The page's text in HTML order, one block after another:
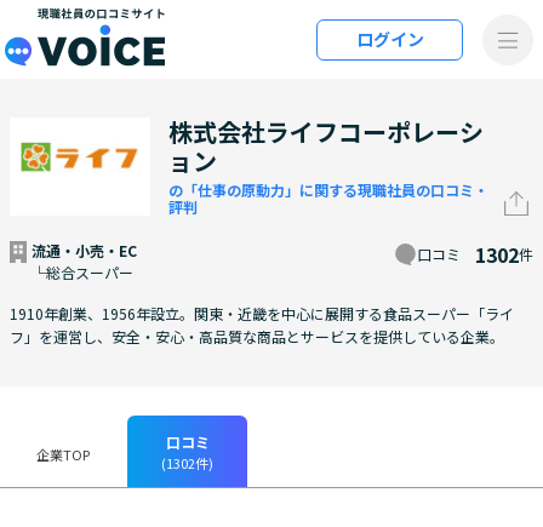
メインコンテンツにスキップ
ログイン
株式会社ライフコーポレーシ
ョン
の「仕事の原動力」に関する現職社員の口コミ・
評判
流通・小売・EC
└総合スーパー
口コミ 1302件
1910年創業、1956年設立。関東・近畿を中心に展開する食品スーパー「ライ
フ」を運営し、安全・安心・高品質な商品とサービスを提供している企業。
企業TOP
口コミ
(1302件)